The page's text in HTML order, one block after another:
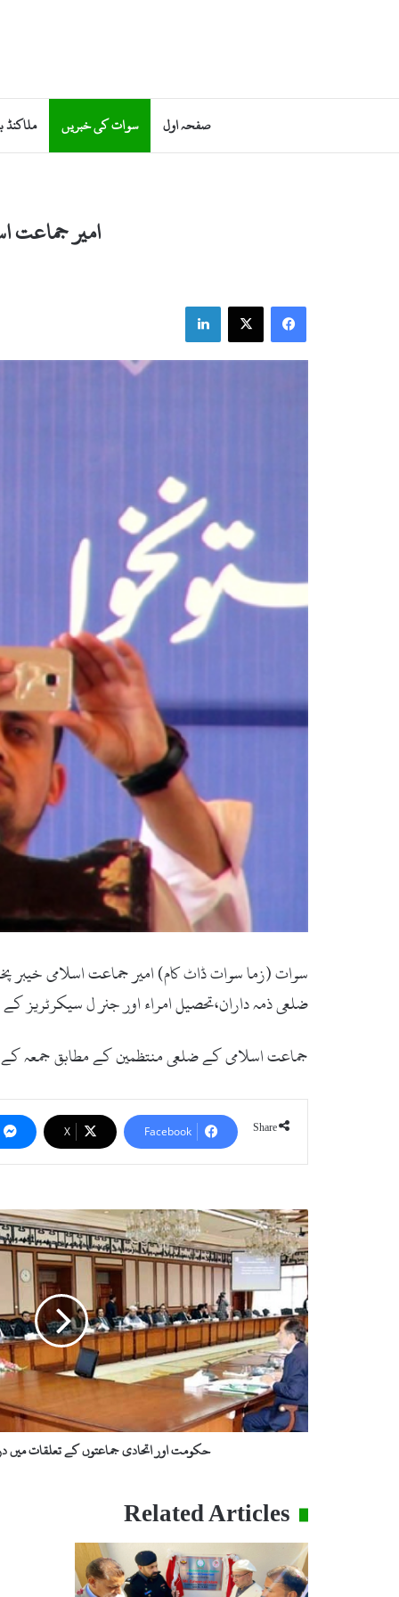
صفحہ اول سوات کی خبریں
امیر جماعت
Facebook
X
سوات (زما سوات ڈاٹ کام) امیر جماعت اسلامی خیبر
ضلعی ذمہ داران،تحصیل امراء اور جنر ل
جماعت اسلامی کے ضلعی منتظمین کے مطابق جمعہ
Share
Facebook
X
ح
ک
و
م
ت
ا
و
ر
ا
ت
ح
ا
ا
ع
ت
و
حکومت اور اتحادی جماعتوں کے تعلقات میں
Related Articles